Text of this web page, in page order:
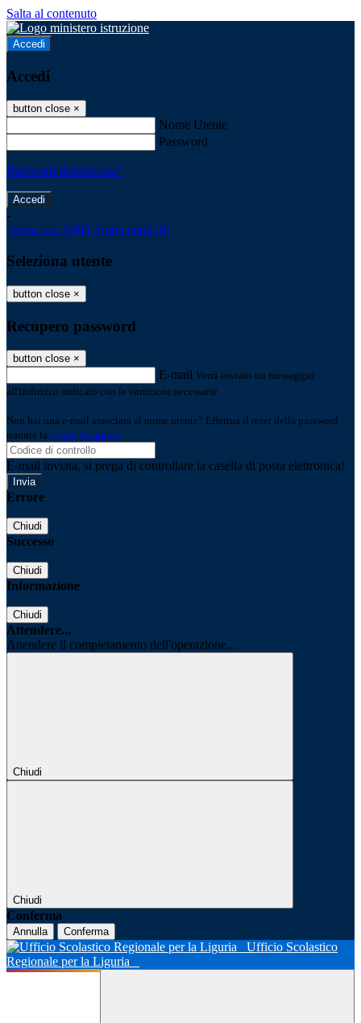
Salta al contenuto
Accedi
Accedi
button close ×
Nome Utente
Password
Password dimenticata?
-
Entra con SPID Entra con CIE
Seleziona utente
button close ×
Recupero password
button close ×
E-mail Verrà inviato un messaggio
all'indirizzo indicato con le istruzioni necessarie.
Non hai una e-mail associata al nome utente? Effettua il reset della password
tramite la Login Spaggiari
E-mail inviata, si prega di controllare la casella di posta elettronica!
Errore
Chiudi
Successo
Chiudi
Informazione
Chiudi
Attendere...
Attendere il completamento dell'operazione...
Chiudi
Chiudi
Conferma
Annulla Conferma
Ufficio Scolastico
Regionale per la Liguria